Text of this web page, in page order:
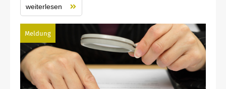
weiterlesen
Meldung